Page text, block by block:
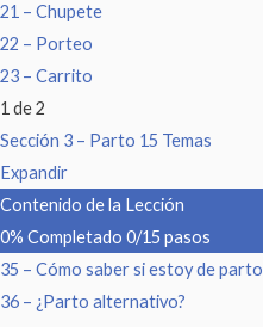
21 – Chupete
22 – Porteo
23 – Carrito
1 de 2
Sección 3 – Parto 15 Temas
Expandir
Contenido de la Lección
0% Completado 0/15 pasos
35 – Cómo saber si estoy de parto
36 – ¿Parto alternativo?